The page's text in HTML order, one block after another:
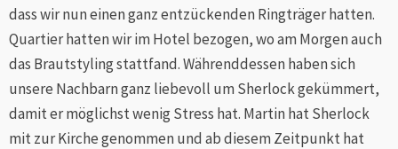
dass wir nun einen ganz entzückenden Ringträger hatten.
Quartier hatten wir im Hotel bezogen, wo am Morgen auch
das Brautstyling stattfand. Währenddessen haben sich
unsere Nachbarn ganz liebevoll um Sherlock gekümmert,
damit er möglichst wenig Stress hat. Martin hat Sherlock
mit zur Kirche genommen und ab diesem Zeitpunkt hat